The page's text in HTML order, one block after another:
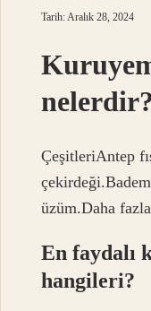
Tarih: Aralık 28, 2024
nelerdir?
ÇeşitleriAntep
üzüm.Daha
En faydalı
hangileri?